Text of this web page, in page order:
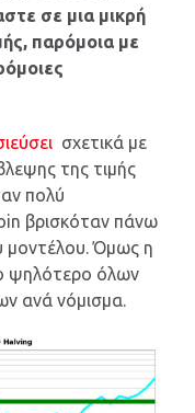
σε μια μικρή
παρόμοια με
σχετικά με
της τιμής
πολύ
βρισκόταν πάνω
μοντέλου. Όμως η
ψηλότερο όλων
ανά νόμισμα.